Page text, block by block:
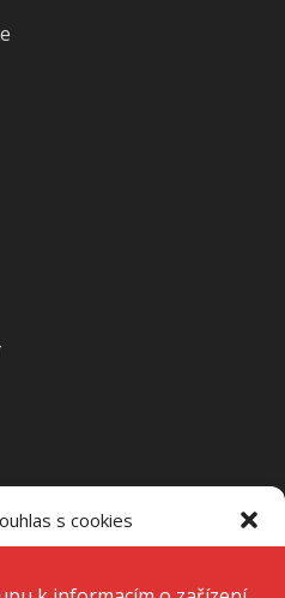
s cookies
Děláme to, abychom zlepšili